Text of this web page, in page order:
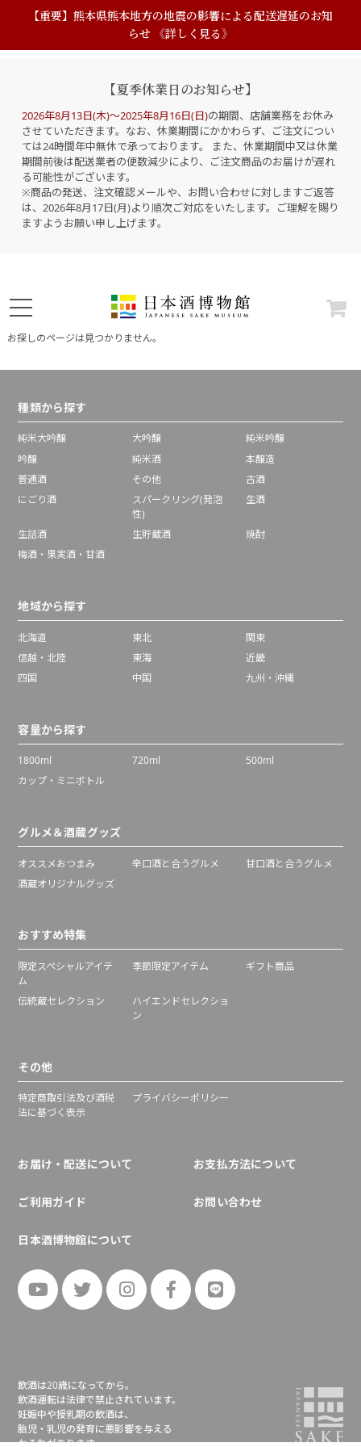
【重要】熊本県熊本地方の地震の影響による配送遅延のお知
らせ 《詳しく見る》
【夏季休業日のお知らせ】
2026年8月13日(木)～2025年8月16日(日)の期間、店舗業務をお休み
させていただきます。なお、休業期間にかかわらず、ご注文につい
ては24時間年中無休で承っております。 また、休業期間中又は休業
期間前後は配送業者の便数減少により、ご注文商品のお届けが遅れ
る可能性がございます。
※商品の発送、注文確認メールや、お問い合わせに対しますご返答
は、2026年8月17日(月)より順次ご対応をいたします。ご理解を賜り
ますようお願い申し上げます。
お探しのページは見つかりません。
種類から探す
純米大吟醸 大吟醸
純米吟醸
吟醸
純米酒
本醸造
普通酒
その他
古酒
にごり酒
スパークリング(発泡
性)
生酒
生詰酒 生貯蔵酒
焼酎
梅酒・果実酒・甘酒
地域から探す
北海道 東北
関東
信越・北陸
東海
近畿
四国
中国 九州・沖縄
容量から探す
1800ml 720ml
500ml
カップ・ミニボトル
グルメ＆酒蔵グッズ
オススメおつまみ 辛口酒と合うグルメ
甘口酒と合うグルメ
酒蔵オリジナルグッズ
おすすめ特集
限定スペシャルアイテ
ム
季節限定アイテム ギフト商品
伝統蔵セレクション
ハイエンドセレクショ
ン
その他
特定商取引法及び酒税
法に基づく表示
プライバシーポリシー
お届け・配送について お支払方法について
ご利用ガイド お問い合わせ
日本酒博物館について
飲酒は20歳になってから。
飲酒運転は法律で禁止されています。
妊娠中や授乳期の飲酒は、
胎児・乳児の発育に悪影響を与える
おそれがあります。